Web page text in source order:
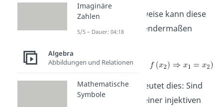
In formaler Schreibweise kann diese
Definition auch folgendermaßen
Ausgesprochen bedeutet dies: Sind
die Funktionswerte einer injektiven
Imaginäre
Zahlen
5/5 – Dauer: 04:18
Algebra
Abbildungen und Relationen
Mathematische
Symbole